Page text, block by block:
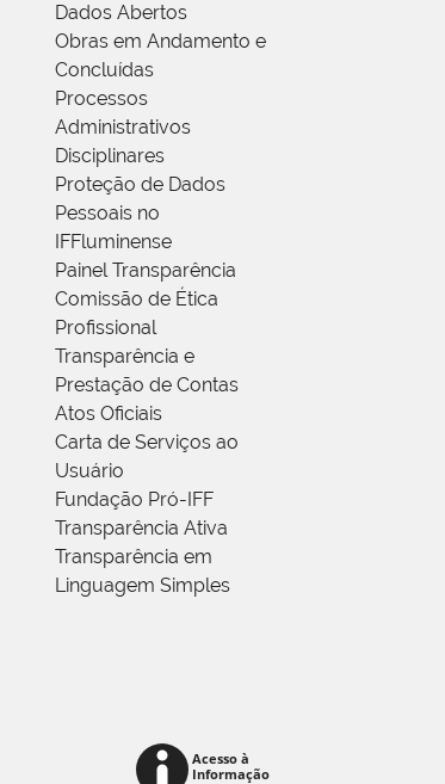
Dados Abertos
Obras em Andamento e
Concluídas
Processos
Administrativos
Disciplinares
Proteção de Dados
Pessoais no
IFFluminense
Painel Transparência
Comissão de Ética
Profissional
Transparência e
Prestação de Contas
Atos Oficiais
Carta de Serviços ao
Usuário
Fundação Pró-IFF
Transparência Ativa
Transparência em
Linguagem Simples